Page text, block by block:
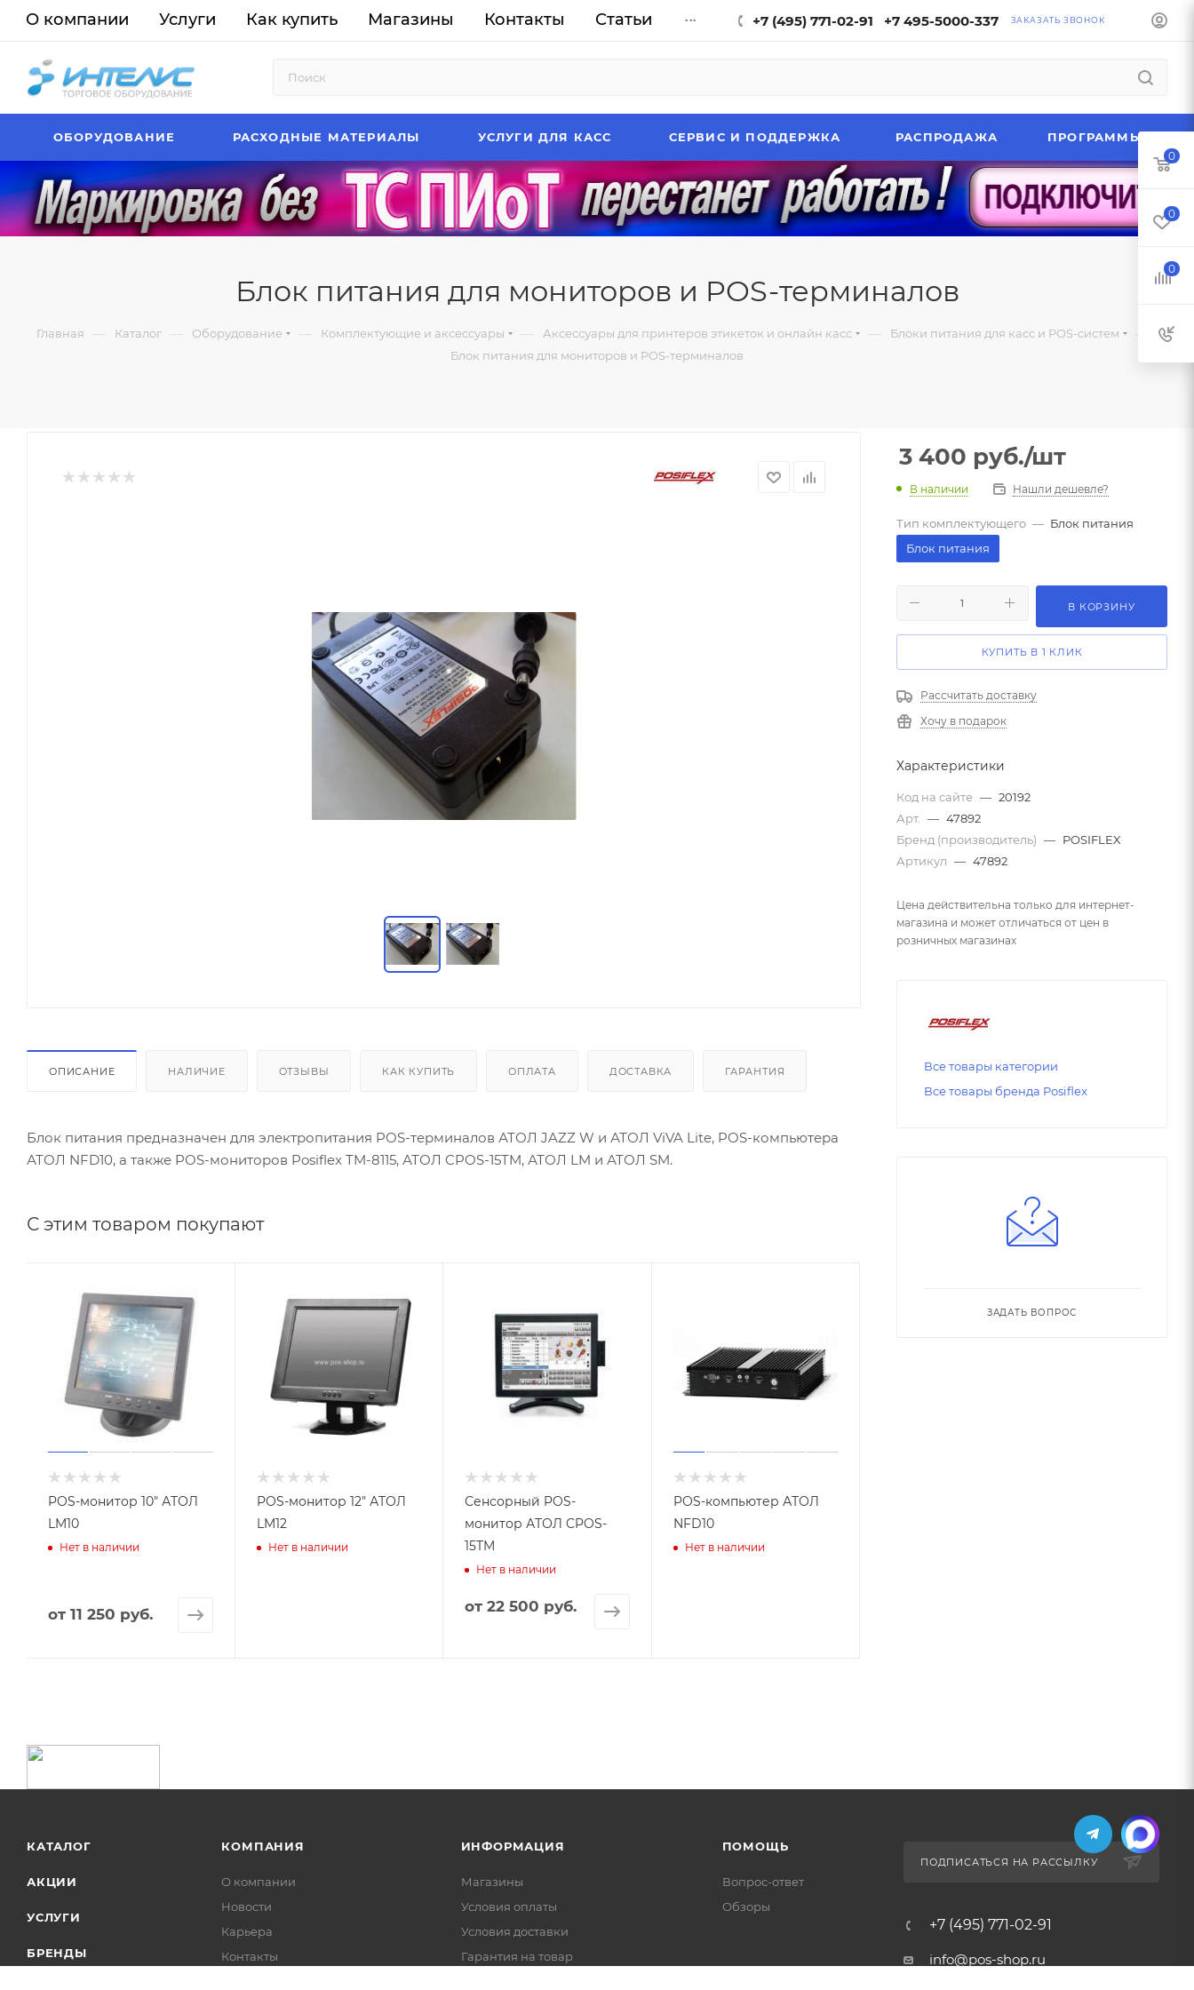
О компании Услуги Как купить Магазины Контакты Статьи ... +7 (495) 771-02-91 +7 495-5000-337 ЗАКАЗАТЬ ЗВОНОК
ОБОРУДОВАНИЕ РАСХОДНЫЕ МАТЕРИАЛЫ УСЛУГИ ДЛЯ КАСС СЕРВИС И ПОДДЕРЖКА РАСПРОДАЖА ПРОГРАММЫ
Блок питания для мониторов и POS-терминалов
Главная — Каталог — Оборудование — Комплектующие и аксессуары — Аксессуары для принтеров этикеток и онлайн касс — Блоки питания для касс и POS-систем —
Блок питания для мониторов и POS-терминалов
ОПИСАНИЕ НАЛИЧИЕ ОТЗЫВЫ КАК КУПИТЬ ОПЛАТА ДОСТАВКА ГАРАНТИЯ
Блок питания предназначен для электропитания POS-терминалов АТОЛ JAZZ W и АТОЛ ViVA Lite, POS-компьютера
АТОЛ NFD10, а также POS-мониторов Posiflex TM-8115, АТОЛ CPOS-15TM, АТОЛ LM и АТОЛ SM.
С этим товаром покупают
POS-монитор 10" АТОЛ
LM10
Нет в наличии
от 11 250 руб.
POS-монитор 12" АТОЛ
LM12
Нет в наличии
Сенсорный POS-
монитор АТОЛ CPOS-
15TM
Нет в наличии
от 22 500 руб.
POS-компьютер АТОЛ
NFD10
Нет в наличии
3 400 руб./шт
В наличии Нашли дешевле?
Тип комплектующего — Блок питания
Блок питания
В КОРЗИНУ
КУПИТЬ В 1 КЛИК
Рассчитать доставку
Хочу в подарок
Характеристики
Код на сайте — 20192
Арт.
— 47892
Бренд (производитель) — POSIFLEX
Артикул — 47892
Цена действительна только для интернет-
магазина и может отличаться от цен в
розничных магазинах
Все товары категории
Все товары бренда Posiflex
ЗАДАТЬ ВОПРОС
КАТАЛОГ
АКЦИИ
УСЛУГИ
БРЕНДЫ
КОМПАНИЯ
О компании
Новости
Карьера
Контакты
ИНФОРМАЦИЯ
Магазины
Условия оплаты
Условия доставки
Гарантия на товар
ПОМОЩЬ
Вопрос-ответ
Обзоры
ПОДПИСАТЬСЯ НА РАССЫЛКУ
+7 (495) 771-02-91
info@pos-shop.ru
0
0
0